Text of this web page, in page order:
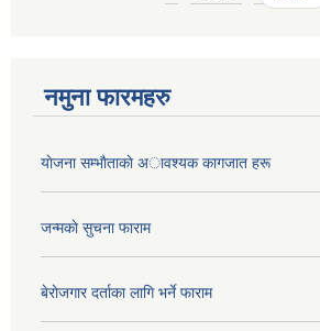
नमुना फारमहरु
याेजना सम्भाैताकाे अावश्यक कागजात हरू
जन्मकाे सुचना फाराम
बेराेजगार दर्ताका लागि भर्ने फाराम